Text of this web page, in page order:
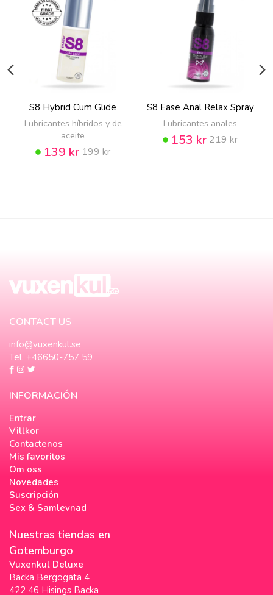
S8 Hybrid Cum Glide
Lubricantes híbridos y de
aceite
139 kr199 kr
S8 Ease Anal Relax Spray
Lubricantes anales
153 kr219 kr
CONTACT US
info@vuxenkul.se
Tel. +46650-757 59
INFORMACIÓN
Entrar
Villkor
Contactenos
Mis favoritos
Om oss
Novedades
Suscripción
Sex & Samlevnad
Nuestras tiendas en
Gotemburgo
Vuxenkul Deluxe
Backa Bergögata 4
422 46 Hisings Backa